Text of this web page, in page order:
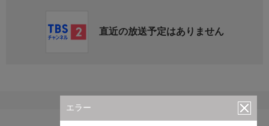
エラー
直近の放送予定はありません